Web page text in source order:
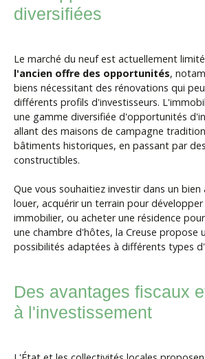
diversifiées
Le marché du neuf est actuellement
l'ancien offre des opportunités,
biens nécessitant des rénovations qui
différents profils d'investisseurs.
une gamme diversifiée d'opportunités
allant des maisons de campagne
bâtiments historiques, en passant par
constructibles.
Que vous souhaitiez investir dans un bien
louer, acquérir un terrain pour
immobilier, ou acheter une résidence
une chambre d'hôtes, la Creuse propose
possibilités adaptées à différents types
Des avantages fiscaux
à l'investissement